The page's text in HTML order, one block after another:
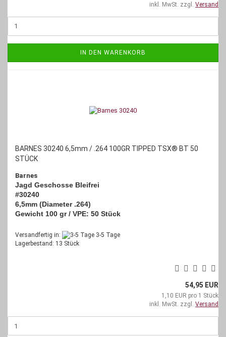
inkl. MwSt. zzgl. Versand
IN DEN WARENKORB
BARNES 30240 6,5mm / .264 100GR TIPPED TSX® BT 50
STÜCK
Barnes
Jagd Geschosse Bleifrei
#30240
6,5mm (Diameter .264)
Gewicht 100 gr / VPE: 50 Stück
Versandfertig in:
3-5 Tage
Lagerbestand: 13 Stück
54,95 EUR
1,10 EUR pro 1 Stück
inkl. MwSt. zzgl. Versand